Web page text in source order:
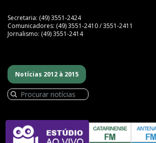
Secretaria: (49) 3551-2424
Comunicadores: (49) 3551-2410 / 3551-2411
Jornalismo: (49) 3551-2414
Notícias 2012 à 2015